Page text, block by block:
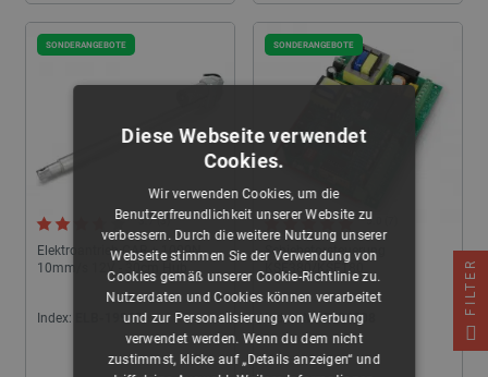
Elektroantrieb CAR + 1000N
10mm/s 12V - 30cm Hub
3.7 (3)
Index: ELB-19960
SONDERANGEBOTE
Schiebetorsteuerung
KSE380/KSE180
5.0 (7)
Index:MOD-06508
SONDERANGEBOTE
FILTER
Diese Webseite verwendet
Cookies.
Wir verwenden Cookies, um die
Benutzerfreundlichkeit unserer Website zu
verbessern. Durch die weitere Nutzung unserer
Webseite stimmen Sie der Verwendung von
Cookies gemäß unserer Cookie-Richtlinie zu.
Nutzerdaten und Cookies können verarbeitet
und zur Personalisierung von Werbung
verwendet werden. Wenn du dem nicht
zustimmst, klicke auf „Details anzeigen“ und